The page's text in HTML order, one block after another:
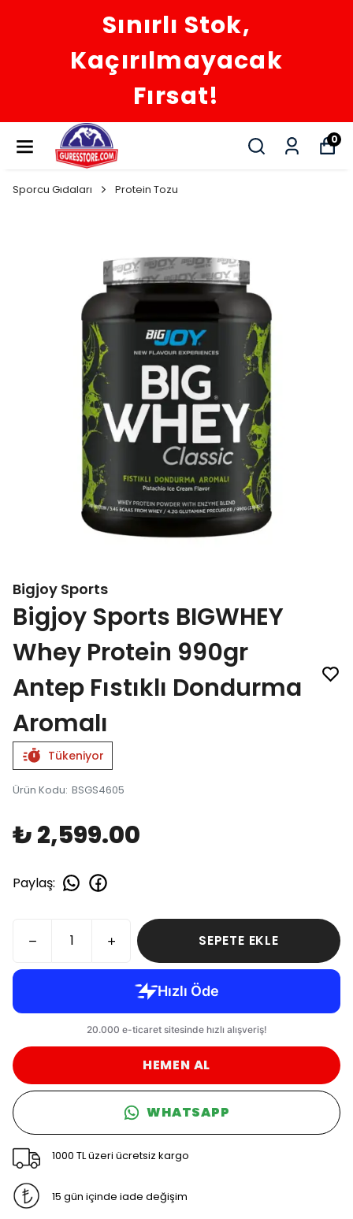
Sınırlı Stok,
Kaçırılmayacak
Fırsat!
0
Sporcu Gıdaları Protein Tozu
Bigjoy Sports
Bigjoy Sports BIGWHEY
Whey Protein 990gr
Antep Fıstıklı Dondurma
Aromalı
Tükeniyor
Ürün Kodu: BSGS4605
₺ 2,599.00
Paylaş:
SEPETE EKLE
HEMEN AL
WHATSAPP
1000 TL üzeri ücretsiz kargo
15 gün içinde iade değişim